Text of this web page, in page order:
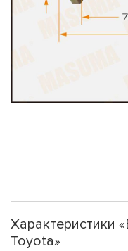
Характеристики
Toyota»